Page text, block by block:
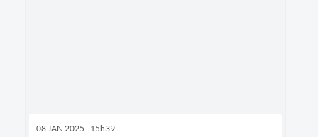
08 JAN 2025 - 15h39